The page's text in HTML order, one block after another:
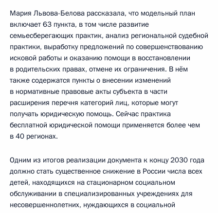
Мария Львова-Белова рассказала, что модельный план
включает 63 пункта, в том числе развитие
семьесберегающих практик, анализ региональной судебной
практики, выработку предложений по совершенствованию
исковой работы и оказанию помощи в восстановлении
в родительских правах, отмене их ограничения. В нём
также содержатся пункты о внесении изменений
в нормативные правовые акты субъекта в части
расширения перечня категорий лиц, которые могут
получать юридическую помощь. Сейчас практика
бесплатной юридической помощи применяется более чем
в 40 регионах.
Одним из итогов реализации документа к концу 2030 года
должно стать существенное снижение в России числа всех
детей, находящихся на стационарном социальном
обслуживании в специализированных учреждениях для
несовершеннолетних, нуждающихся в социальной